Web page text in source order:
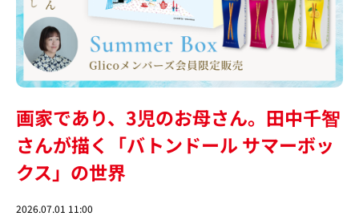
画家であり、3児のお母さん。田中千智
さんが描く「バトンドール サマーボッ
クス」の世界
2026.07.01 11:00